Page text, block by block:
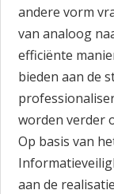
andere vorm
van analoog
efficiënte
bieden aan de
worden verder
Op basis van
aan de